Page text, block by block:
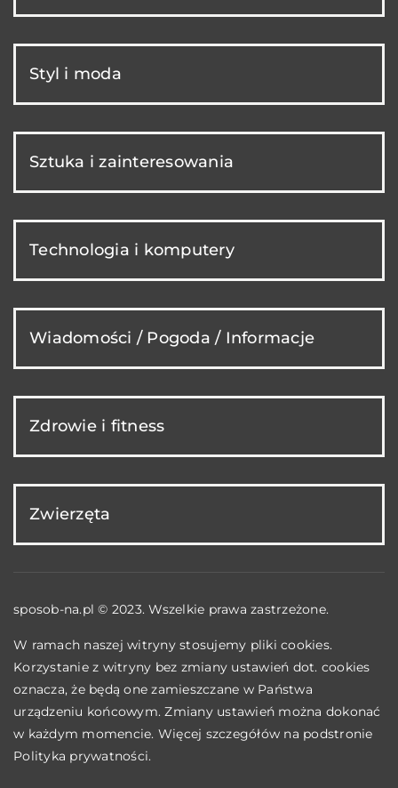
Styl i moda
Sztuka i zainteresowania
Technologia i komputery
Wiadomości / Pogoda / Informacje
Zdrowie i fitness
Zwierzęta
sposob-na.pl © 2023. Wszelkie prawa zastrzeżone.
W ramach naszej witryny stosujemy pliki cookies.
Korzystanie z witryny bez zmiany ustawień dot. cookies
oznacza, że będą one zamieszczane w Państwa
urządzeniu końcowym. Zmiany ustawień można dokonać
w każdym momencie. Więcej szczegółów na podstronie
Polityka prywatności.